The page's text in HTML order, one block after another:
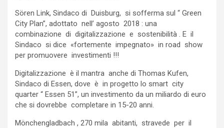
Sören Link, Sindaco di Duisburg, si sofferma sul “ Green
City Plan”, adottato nell’ agosto 2018 : una
combinazione di digitalizzazione e sostenibilità . E il
Sindaco si dice «fortemente impegnato» in road show
per promuovere investimenti !!!
Digitalizzazione è il mantra anche di Thomas Kufen,
Sindaco di Essen, dove è in progetto lo smart city
quarter “ Essen 51”, un investimento da un miliardo di euro
che si dovrebbe completare in 15-20 anni.
Mönchengladbach , 270 mila abitanti, stravede per il